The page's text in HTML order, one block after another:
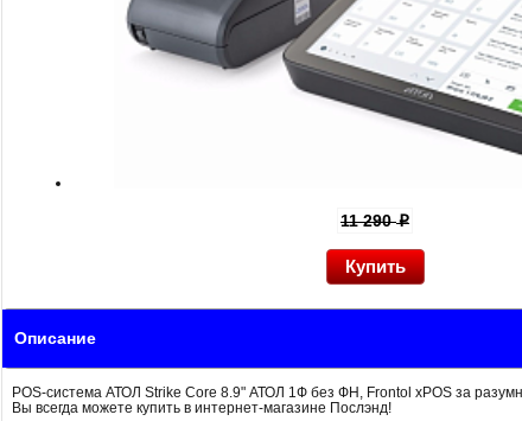
11 290p
Описание
POS-система АТОЛ Strike Core 8.9" АТОЛ 1Ф без ФН, Frontol xPOS за
Вы всегда можете купить в интернет-магазине Послэнд!